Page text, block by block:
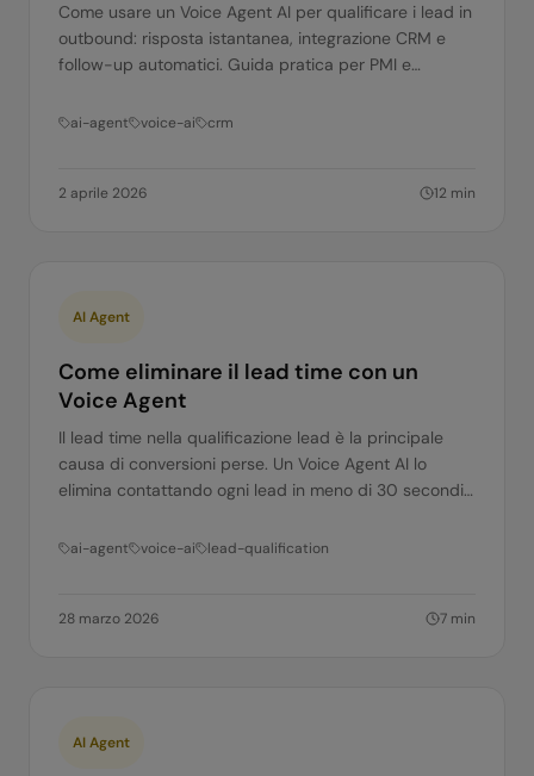
Come usare un Voice Agent AI per qualificare i lead in
outbound: risposta istantanea, integrazione CRM e
follow-up automatici. Guida pratica per PMI e
ai-agent voice-ai crm
2 aprile 2026 12 min
AI Agent
Come eliminare il lead time con un
Voice Agent
Il lead time nella qualificazione lead è la principale
causa di conversioni perse. Un Voice Agent AI lo
elimina contattando ogni lead in meno di 30 secondi.
ai-agent voice-ai lead-qualification
28 marzo 2026 7 min
AI Agent